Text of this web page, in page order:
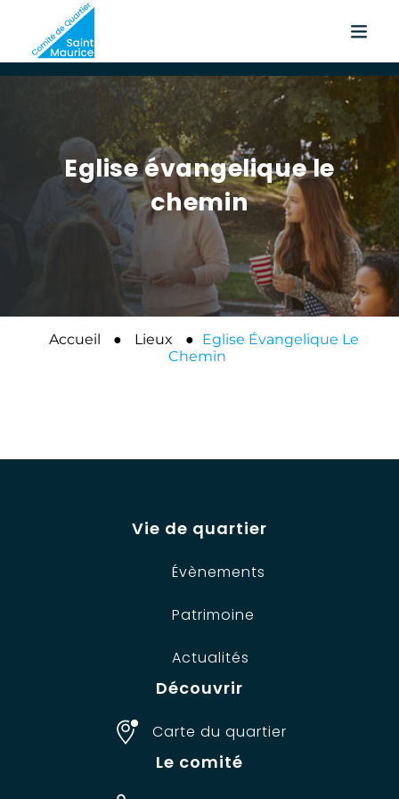
Eglise évangelique le
chemin
Accueil ● Lieux ● Eglise Évangelique Le
Chemin
Vie de quartier
Évènements
Patrimoine
Actualités
Découvrir
Carte du quartier
Le comité